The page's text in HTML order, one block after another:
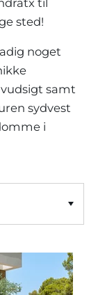
til
sted!
noget
samt
sydvest
i